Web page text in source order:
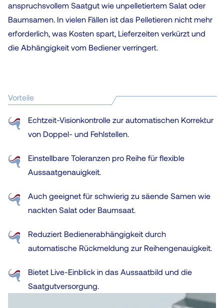
anspruchsvollem Saatgut wie unpelletiertem Salat oder
Baumsamen. In vielen Fällen ist das Pelletieren nicht mehr
erforderlich, was Kosten spart, Lieferzeiten verkürzt und
die Abhängigkeit vom Bediener verringert.
Vorteile
Echtzeit-Visionkontrolle zur automatischen Korrektur
von Doppel- und Fehlstellen.
Einstellbare Toleranzen pro Reihe für flexible
Aussaatgenauigkeit.
Auch geeignet für schwierig zu säende Samen wie
nackten Salat oder Baumsaat.
Reduziert Bedienerabhängigkeit durch
automatische Rückmeldung zur Reihengenauigkeit.
Bietet Live-Einblick in das Aussaatbild und die
Saatgutversorgung.